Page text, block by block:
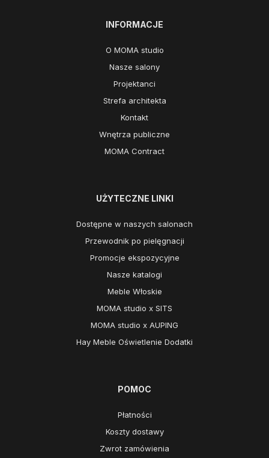
INFORMACJE
O MOMA studio
Nasze salony
Projektanci
Strefa architekta
Kontakt
Wnętrza publiczne
MOMA Contract
UŻYTECZNE LINKI
Dostępne w naszych salonach
Przewodnik po pielęgnacji
Promocje ekspozycyjne
Nasze katalogi
Meble Włoskie
MOMA studio x SITS
MOMA studio x AUPING
Hay Meble Oświetlenie Dodatki
POMOC
Płatności
Koszty dostawy
Zwrot zamówienia